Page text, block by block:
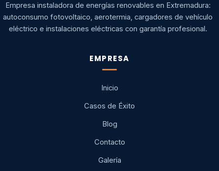
Empresa instaladora de energías renovables en Extremadura:
autoconsumo fotovoltaico, aerotermia, cargadores de vehículo
eléctrico e instalaciones eléctricas con garantía profesional.
EMPRESA
Inicio
Casos de Éxito
Blog
Contacto
Galería